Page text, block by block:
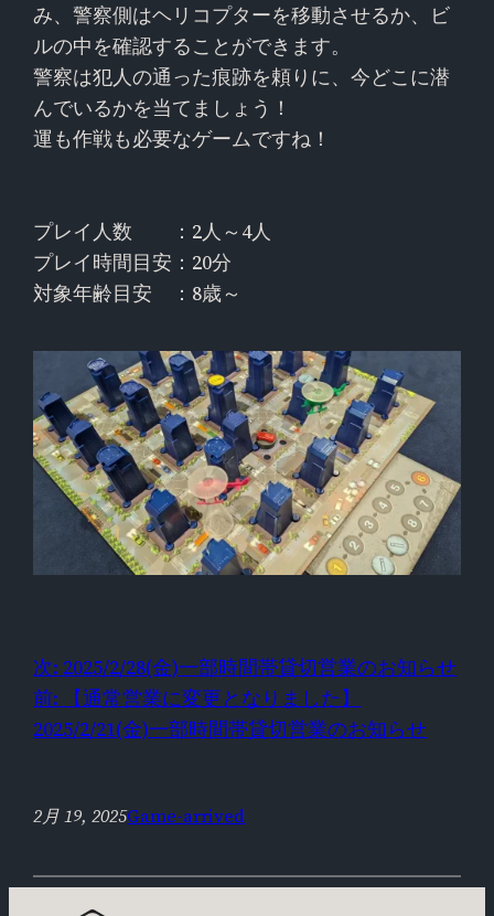
み、警察側はヘリコプターを移動させるか、ビ
ルの中を確認することができます。
警察は犯人の通った痕跡を頼りに、今どこに潜
んでいるかを当てましょう！
運も作戦も必要なゲームですね！
プレイ人数
プレイ時間目安
対象年齢目安
：2人～4人
：20分
：8歳～
次: 2025/2/28(金)一部時間帯貸切営業のお知らせ
前:
【通常営業に変更となりました】
2025/2/21(金)一部時間帯貸切営業のお知らせ
2月 19, 2025Game-arrived